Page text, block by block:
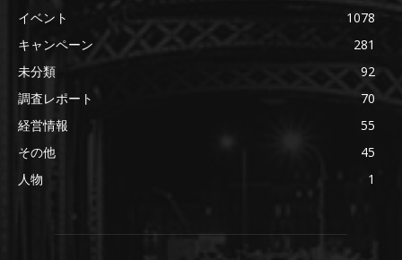
イベント
1078
キャンペーン
281
未分類
92
調査レポート
70
経営情報
55
その他
45
人物
1